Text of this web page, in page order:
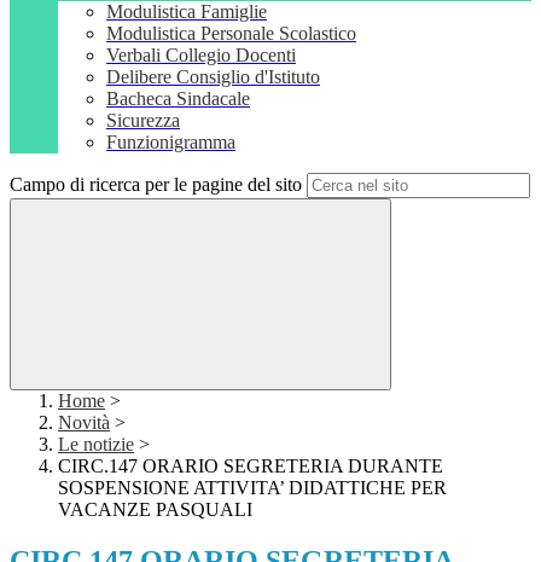
Modulistica Famiglie
Modulistica Personale Scolastico
Verbali Collegio Docenti
Delibere Consiglio d'Istituto
Bacheca Sindacale
Sicurezza
Funzionigramma
Campo di ricerca per le pagine del sito
Home >
Novità >
Le notizie >
CIRC.147 ORARIO SEGRETERIA DURANTE
SOSPENSIONE ATTIVITA’ DIDATTICHE PER
VACANZE PASQUALI